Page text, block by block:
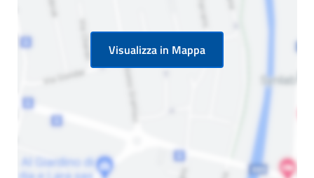
Visualizza in Mappa